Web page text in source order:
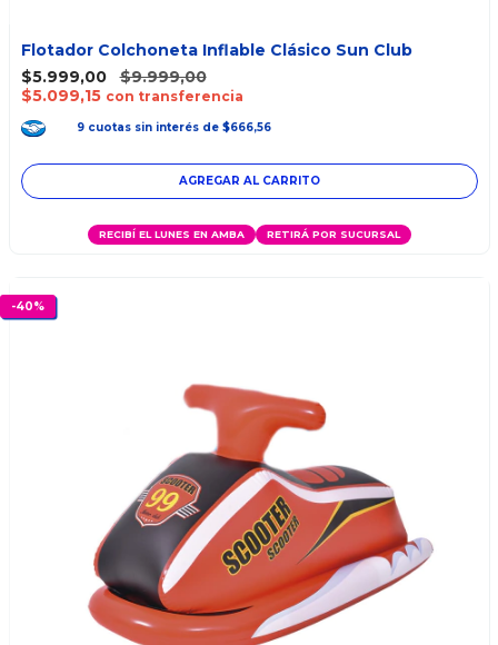
Flotador Colchoneta Inflable Clásico Sun Club
$5.999,00
$9.999,00
$5.099,15 con transferencia
9 cuotas sin interés de $666,56
AGREGAR AL CARRITO
RECIBÍ EL LUNES EN AMBA RETIRÁ POR SUCURSAL
-40%